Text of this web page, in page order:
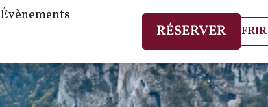
Évènements
OFFRIR
RÉSERVER